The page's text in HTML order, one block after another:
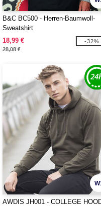
B&C BC500 - Herren-Baumwoll-
Sweatshirt
18,99 €
28,08 €
-32%
AWDIS JH001 - COLLEGE